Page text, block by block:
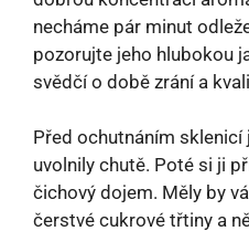
necháme pár minut
pozorujte jeho hlubokou
svědčí o době zrání a
Před ochutnáním sklenicí
uvolnily chutě. Poté si ji
čichový dojem. Měly by
čerstvé cukrové třtiny a